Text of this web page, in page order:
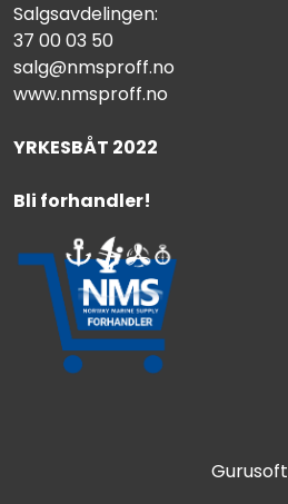
Salgsavdelingen:
37 00 03 50
salg@nmsproff.no
www.nmsproff.no
YRKESBÅT 2022
Bli forhandler!
Gurusoft